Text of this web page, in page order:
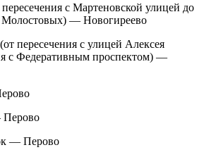
с Мартеновской улицей до
Молостовых) — Новогиреево
пересечения с улицей Алексея
с Федеративным проспектом) —
Перово
— Перово